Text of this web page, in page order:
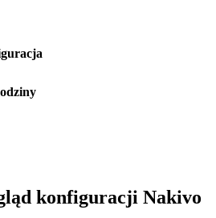
konfiguracji Nakivo